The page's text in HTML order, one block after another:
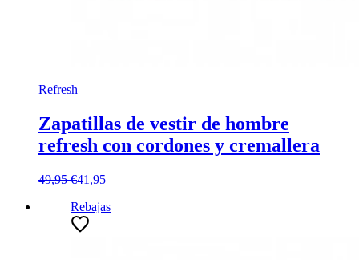
Refresh
Zapatillas de vestir de hombre
refresh con cordones y cremallera
49,95 €41,95
Rebajas